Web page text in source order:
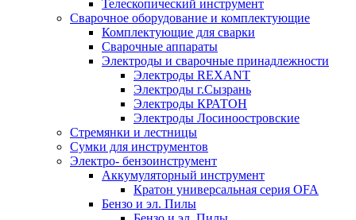
Телескопический инструмент
Сварочное оборудование и комплектующие
Комплектующие для сварки
Сварочные аппараты
Электроды и сварочные принадлежности
Электроды REXANT
Электроды г.Сызрань
Электроды КРАТОН
Электроды Лосиноостровские
Стремянки и лестницы
Сумки для инструментов
Электро- бензоинструмент
Аккумуляторный инструмент
Кратон универсальная серия OFA
Бензо и эл. Пилы